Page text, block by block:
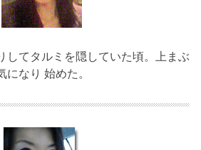
てタルミを隠していた頃。上まぶ
になり 始めた。